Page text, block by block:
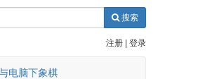
搜索
注册 登录
电脑下象棋